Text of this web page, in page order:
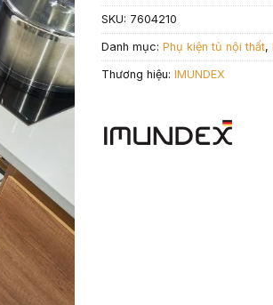
SKU: 7604210
Danh mục: Phụ kiện tủ nội thất,
Thương hiệu: IMUNDEX